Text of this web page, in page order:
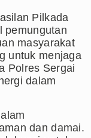
Pilkada
pemungutan
masyarakat
untuk menjaga
Polres Sergai
dalam
dan damai.